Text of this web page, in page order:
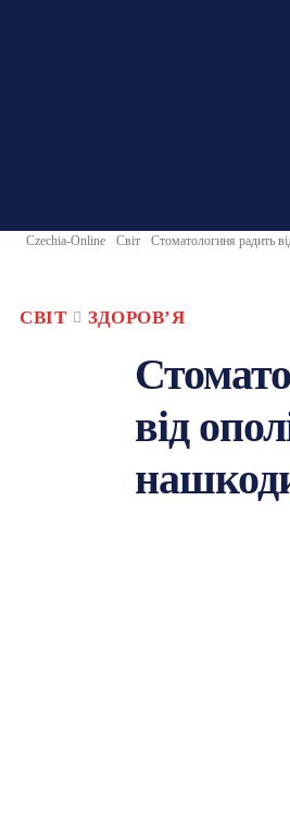
Czechia-Online Світ Стоматологиня радить
СВІТ ЗДОРОВʼЯ
від